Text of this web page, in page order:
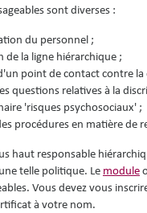
sont diverses :
du personnel ;
de la ligne hiérarchique ;
point de contact contre la
questions relatives à la
'risques psychosociaux' ;
procédures en matière de
haut responsable
telle politique. Le module
Vous devez vous
à votre nom.